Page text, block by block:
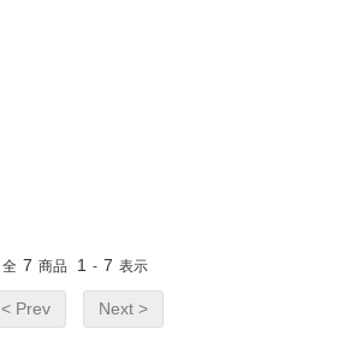
全 7 商品 1 - 7 表示
< Prev Next >